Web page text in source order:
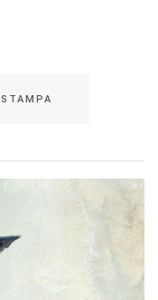
STAMPA